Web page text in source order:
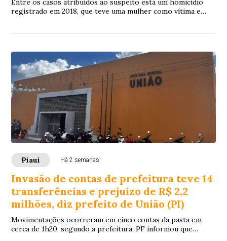
Entre os casos atribuídos ao suspeito está um homicídio
registrado em 2018, que teve uma mulher como vítima e
Piauí Há 2 semanas
Invasão de contas de prefeitura teve 14
transferências e prejuízo de R$ 2,2
milhões, diz prefeito de União (PI)
Movimentações ocorreram em cinco contas da pasta em
cerca de 1h20, segundo a prefeitura; PF informou que